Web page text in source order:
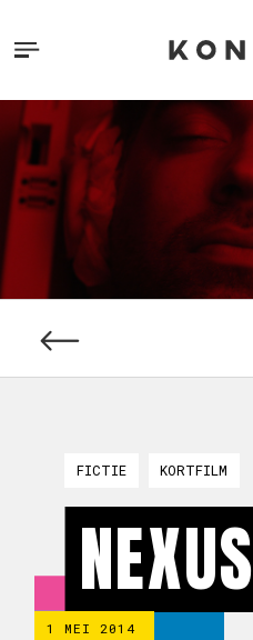
FICTIE KORTFILM
NEXUS
1 MEI 2014